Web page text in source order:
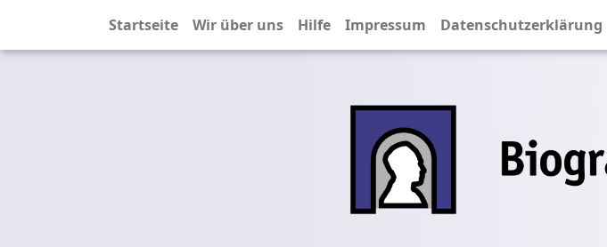
Startseite Wir über uns Hilfe Impressum Datenschutzerklärung